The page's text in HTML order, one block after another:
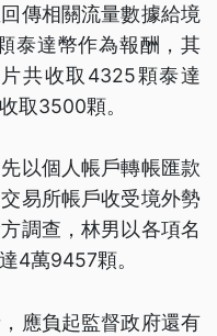
傳相關流量數據給境
泰達幣作為報酬，其
共收取4325顆泰達
取3500顆。
以個人帳戶轉帳匯款
易所帳戶收受境外勢
調查，林男以各項名
4萬9457顆。
應負起監督政府還有